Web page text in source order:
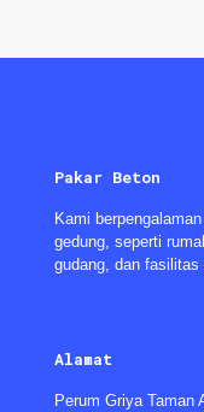
Pakar Beton
Kami
gedung, seperti
gudang, dan fasilitas
Alamat
Perum Griya Taman